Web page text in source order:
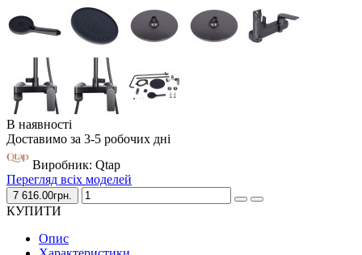
В наявності
Доставимо за 3-5 робочих дні
Виробник: Qtap
Перегляд всіх моделей
7 616.00грн.
КУПИТИ
Опис